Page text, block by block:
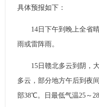
具体预报如下：
14日下午到晚上全省晴
雨或雷阵雨。
15日赣北多云到阴，大
多云，部分地方午后到夜
部38℃。日最低气温25～